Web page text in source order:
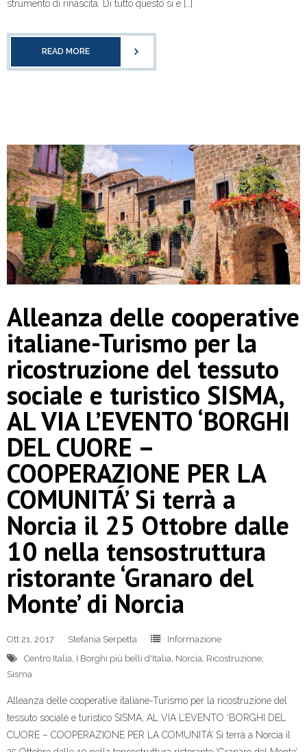
strumento di rinascita. Di tutto questo si è […]
READ MORE
Alleanza delle cooperative
italiane-Turismo per la
ricostruzione del tessuto
sociale e turistico SISMA,
AL VIA L’EVENTO ‘BORGHI
DEL CUORE –
COOPERAZIONE PER LA
COMUNITÁ’ Si terrà a
Norcia il 25 Ottobre dalle
10 nella tensostruttura
ristorante ‘Granaro del
Monte’ di Norcia
Ott 21, 2017 Stefania Serpetta
Informazione
Centro Italia I Borghi più belli d'Italia Norcia Ricostruzione
Sisma
Alleanza delle cooperative italiane-Turismo per la ricostruzione del
tessuto sociale e turistico SISMA, AL VIA L’EVENTO ‘BORGHI DEL
CUORE – COOPERAZIONE PER LA COMUNITÁ’ Si terrà a Norcia il